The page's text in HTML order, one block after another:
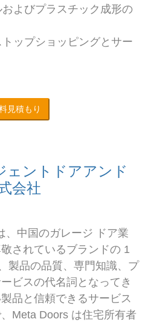
よびプラスチック成形の
ップショッピングとサー
見積もり
ェントドアアンド
会社
、中国のガレージ ドア業
されているブランドの 1
製品の品質、専門知識、プ
ビスの代名詞となってき
品と信頼できるサービス
Meta Doors は住宅所有者